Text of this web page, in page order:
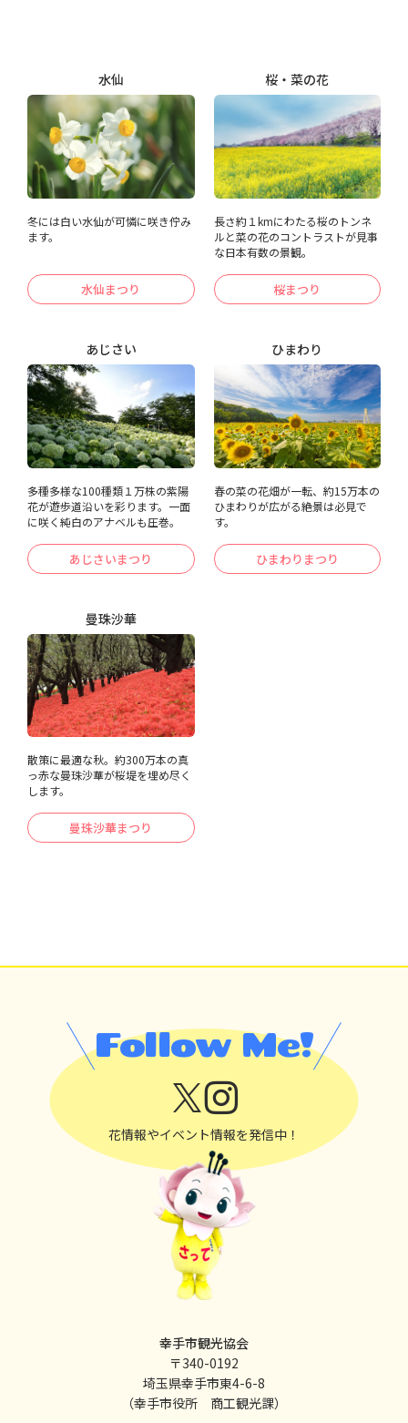
水仙
冬には白い水仙が可憐に咲き佇み
ます。
水仙まつり
桜・菜の花
長さ約１kmにわたる桜のトンネ
ルと菜の花のコントラストが見事
な日本有数の景観。
桜まつり
あじさい
多種多様な100種類１万株の紫陽
花が遊歩道沿いを彩ります。一面
に咲く純白のアナベルも圧巻。
あじさいまつり
ひまわり
春の菜の花畑が一転、約15万本の
ひまわりが広がる絶景は必見で
す。
ひまわりまつり
曼珠沙華
散策に最適な秋。約300万本の真
っ赤な曼珠沙華が桜堤を埋め尽く
します。
曼珠沙華まつり
Follow Me!
花情報やイベント情報を発信中！
幸手市観光協会
〒340-0192
埼玉県幸手市東4-6-8
（幸手市役所 商工観光課）